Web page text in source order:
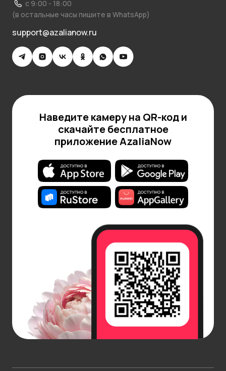
с 9:00 - 18:00
(в остальные часы пишите в WhatsApp)
support@azalianow.ru
Наведите камеру на QR-код и
скачайте бесплатное
приложение AzaliaNow